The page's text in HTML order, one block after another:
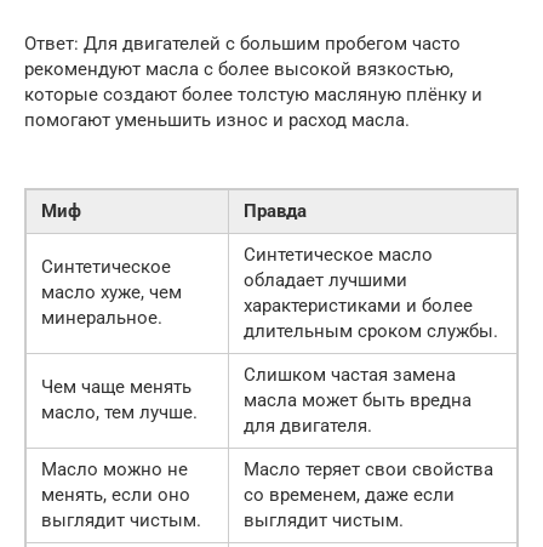
Ответ: Для двигателей с большим пробегом часто
рекомендуют масла с более высокой вязкостью,
которые создают более толстую масляную плёнку и
помогают уменьшить износ и расход масла.
Миф Правда
Синтетическое
масло хуже, чем
минеральное.
Синтетическое масло
обладает лучшими
характеристиками и более
длительным сроком службы.
Чем чаще менять
масло, тем лучше.
Слишком частая замена
масла может быть вредна
для двигателя.
Масло можно не
менять, если оно
выглядит чистым.
Масло теряет свои свойства
со временем, даже если
выглядит чистым.